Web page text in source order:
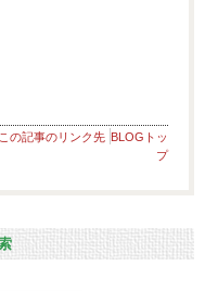
この記事のリンク先 BLOGトッ
プ